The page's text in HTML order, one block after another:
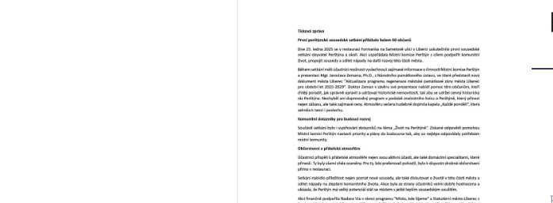
Akci společně uspořádala
komise PerštýnaSpolek vojenské
historie Liberec.